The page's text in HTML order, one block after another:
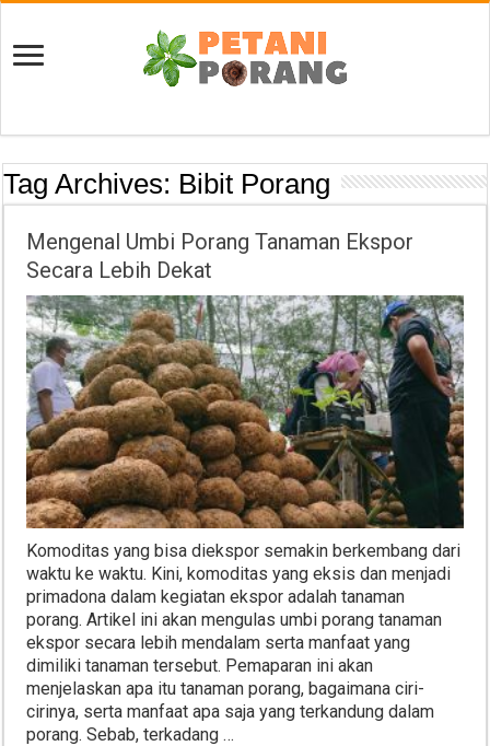
Tag Archives: Bibit Porang
Mengenal Umbi Porang Tanaman Ekspor
Secara Lebih Dekat
Komoditas yang bisa diekspor semakin berkembang dari
waktu ke waktu. Kini, komoditas yang eksis dan menjadi
primadona dalam kegiatan ekspor adalah tanaman
porang. Artikel ini akan mengulas umbi porang tanaman
ekspor secara lebih mendalam serta manfaat yang
dimiliki tanaman tersebut. Pemaparan ini akan
menjelaskan apa itu tanaman porang, bagaimana ciri-
cirinya, serta manfaat apa saja yang terkandung dalam
porang. Sebab, terkadang …